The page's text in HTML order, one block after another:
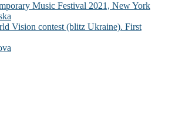
Music Festival 2021, New York
Vision contest (blitz Ukraine). First